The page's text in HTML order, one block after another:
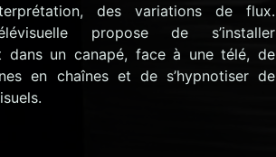
des variations de flux.
propose de s’installer
dans un canapé, face à une télé, de
en chaînes et de s’hypnotiser de